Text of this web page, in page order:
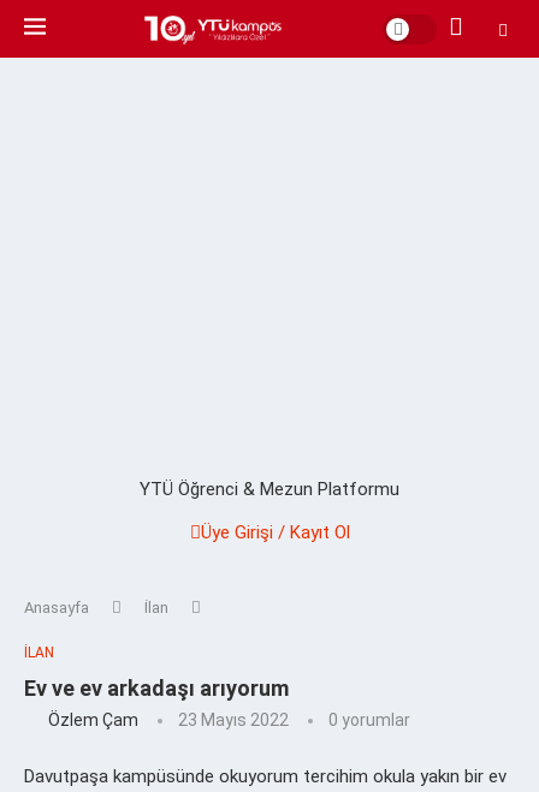
YTÜ Öğrenci & Mezun Platformu
Üye Girişi / Kayıt Ol
Anasayfa İlan
İLAN
Ev ve ev arkadaşı arıyorum
Özlem Çam 23 Mayıs 2022 0 yorumlar
Davutpaşa kampüsünde okuyorum tercihim okula yakın bir ev